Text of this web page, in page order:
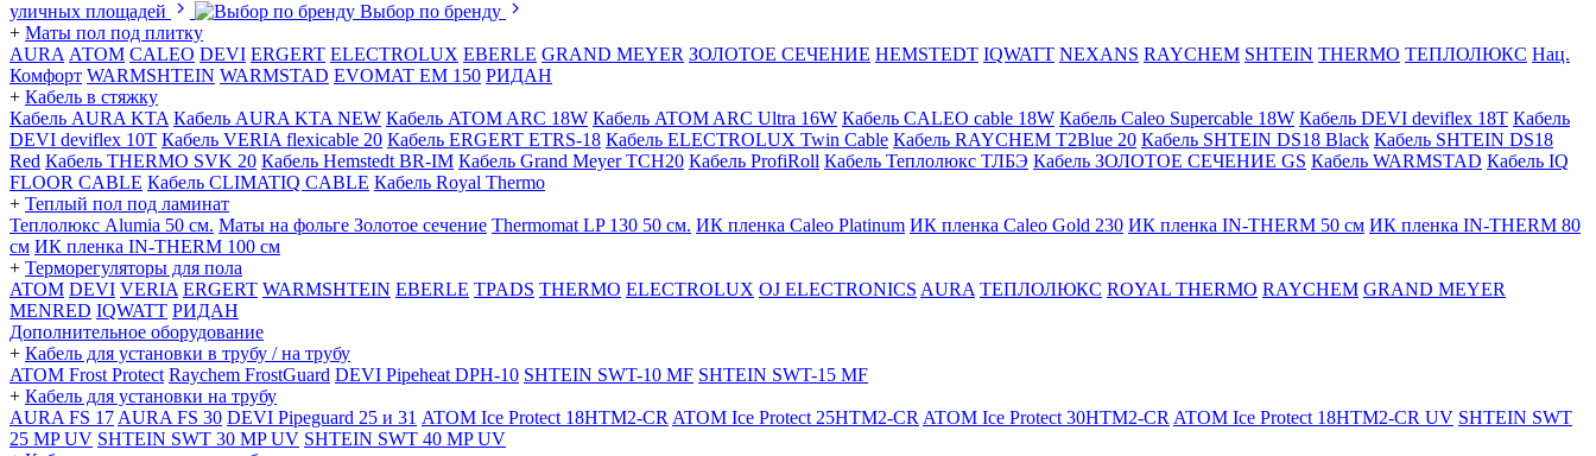
уличных площадей
Выбор по бренду
+ Маты пол под плитку
AURA АТОМ CALEO DEVI ERGERT ELECTROLUX EBERLE GRAND MEYER ЗОЛОТОЕ СЕЧЕНИЕ HEMSTEDT IQWATT NEXANS RAYCHEM SHTEIN THERMO ТЕПЛОЛЮКС Нац.
Комфорт WARMSHTEIN WARMSTAD EVOMAT EM 150 РИДАН
+ Кабель в стяжку
Кабель AURA KTA Кабель AURA KTA NEW Кабель ATOM ARC 18W Кабель ATOM ARC Ultra 16W Кабель CALEO cable 18W Кабель Caleo Supercable 18W Кабель DEVI deviflex 18T Кабель
DEVI deviflex 10T Кабель VERIA flexicable 20 Кабель ERGERT ETRS-18 Кабель ELECTROLUX Twin Cable Кабель RAYCHEM T2Blue 20 Кабель SHTEIN DS18 Black Кабель SHTEIN DS18
Red Кабель THERMO SVK 20 Кабель Hemstedt BR-IM Кабель Grand Meyer TCH20 Кабель ProfiRoll Кабель Теплолюкс ТЛБЭ Кабель ЗОЛОТОЕ СЕЧЕНИЕ GS Кабель WARMSTAD Кабель IQ
FLOOR CABLE Кабель CLIMATIQ CABLE Кабель Royal Thermo
+ Теплый пол под ламинат
Теплолюкс Alumia 50 см. Маты на фольге Золотое сечение Thermomat LP 130 50 cм. ИК пленка Caleo Platinum ИК пленка Caleo Gold 230 ИК пленка IN-THERM 50 см ИК пленка IN-THERM 80
см ИК пленка IN-THERM 100 см
+ Терморегуляторы для пола
ATOM DEVI VERIA ERGERT WARMSHTEIN EBERLE TPADS THERMO ELECTROLUX OJ ELECTRONICS AURA ТЕПЛОЛЮКС ROYAL THERMO RAYCHEM GRAND MEYER
MENRED IQWATT РИДАН
Дополнительное оборудование
+ Кабель для установки в трубу / на трубу
ATOM Frost Protect Raychem FrostGuard DEVI Pipeheat DPH-10 SHTEIN SWT-10 MF SHTEIN SWT-15 MF
+ Кабель для установки на трубу
AURA FS 17 AURA FS 30 DEVI Pipeguard 25 и 31 ATOM Ice Protect 18HTM2-CR ATOM Ice Protect 25HTM2-CR ATOM Ice Protect 30HTM2-CR ATOM Ice Protect 18HTM2-CR UV SHTEIN SWT
25 MP UV SHTEIN SWT 30 MP UV SHTEIN SWT 40 MP UV